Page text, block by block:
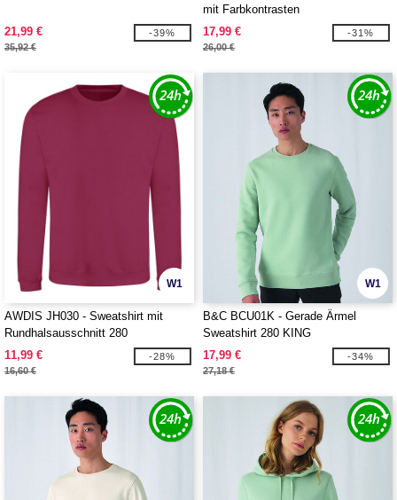
21,99 €
35,92 €
-39%
mit Farbkontrasten
17,99 €
26,00 €
-31%
W1
AWDIS JH030 - Sweatshirt mit
Rundhalsausschnitt 280
11,99 €
16,60 €
-28%
W1
B&C BCU01K - Gerade Ärmel
Sweatshirt 280 KING
17,99 €
27,18 €
-34%